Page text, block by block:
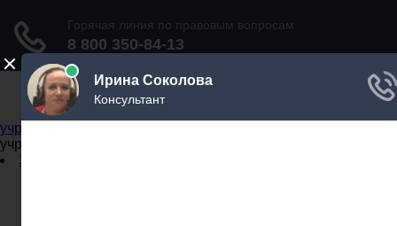
Не официальный справочник государственных
учреждений
учреждений
Задать вопрос юристу